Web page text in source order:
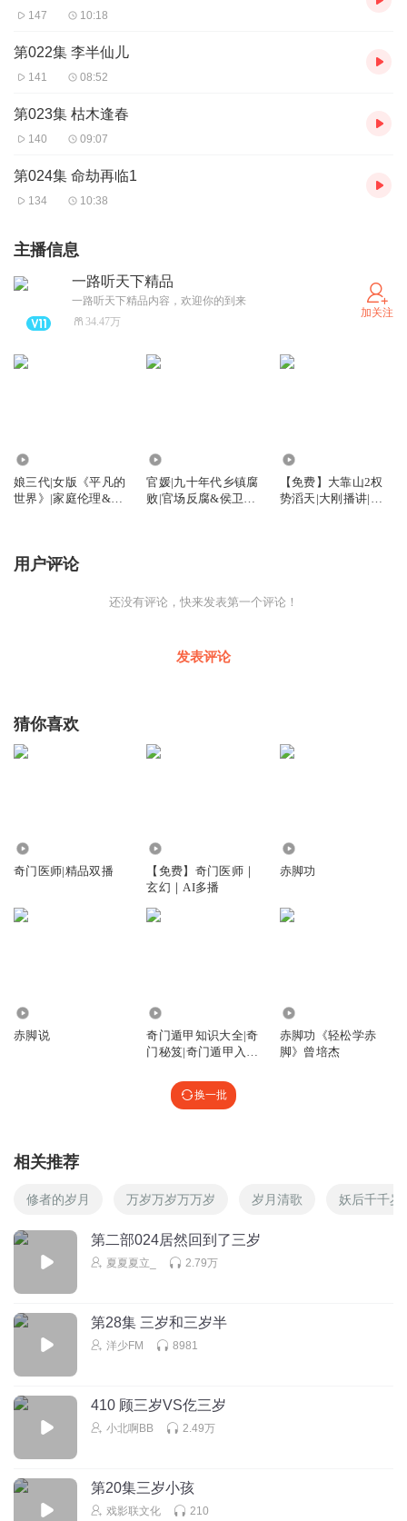
147 10:18
第022集 李半仙儿
141 08:52
第023集 枯木逢春
140 09:07
第024集 命劫再临1
134 10:38
主播信息
一路听天下精品
一路听天下精品内容，欢迎你的到来
34.47万
加关注
娘三代|女版《平凡的
世界》|家庭伦理&年
官媛|九十年代乡镇腐
败|官场反腐&侯卫东|
【免费】大靠山2权
势滔天|大刚播讲|侯
用户评论
还没有评论，快来发表第一个评论！
发表评论
猜你喜欢
奇门医师|精品双播
【免费】奇门医师｜
玄幻｜AI多播
赤脚功
赤脚说
奇门遁甲知识大全|奇
门秘笈|奇门遁甲入门
赤脚功《轻松学赤
脚》曾培杰
换一批
相关推荐
修者的岁月 万岁万岁万万岁 岁月清歌 妖后千千岁
第二部024居然回到了三岁
夏夏夏立_ 2.79万
第28集 三岁和三岁半
洋少FM 8981
410 顾三岁VS仡三岁
小北啊BB 2.49万
第20集三岁小孩
戏影联文化 210